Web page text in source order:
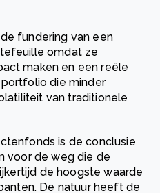
fundering van een
omdat ze
maken en een reële
die minder
van traditionele
is de conclusie
voor de weg die de
de hoogste waarde
De natuur heeft de